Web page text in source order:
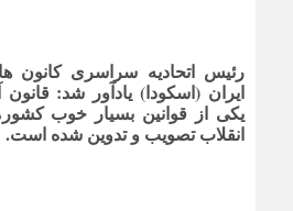
رئیس اتحادیه سراسری کانون
ایران (اسکودا) یادآور شد:‌
یکی از قوانین بسیار خوب
انقلاب تصویب و تدوین شده است.